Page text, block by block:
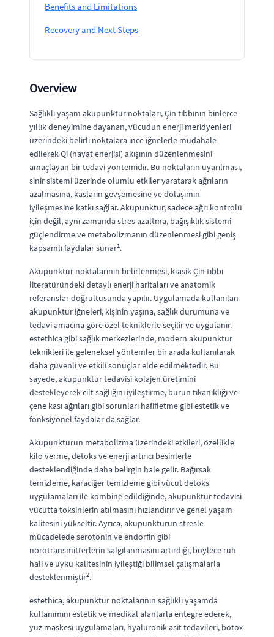
Benefits and Limitations
Recovery and Next Steps
Overview
Sağlıklı yaşam akupunktur noktaları, Çin tıbbının binlerce
yıllık deneyimine dayanan, vücudun enerji meridyenleri
üzerindeki belirli noktalara ince iğnelerle müdahale
edilerek Qi (hayat enerjisi) akışının düzenlenmesini
amaçlayan bir tedavi yöntemidir. Bu noktaların uyarılması,
sinir sistemi üzerinde olumlu etkiler yaratarak ağrıların
azalmasına, kasların gevşemesine ve dolaşımın
iyileşmesine katkı sağlar. Akupunktur, sadece ağrı kontrolü
için değil, aynı zamanda stres azaltma, bağışıklık sistemi
güçlendirme ve metabolizmanın düzenlenmesi gibi geniş
kapsamlı faydalar sunar1.
Akupunktur noktalarının belirlenmesi, klasik Çin tıbbı
literatüründeki detaylı enerji haritaları ve anatomik
referanslar doğrultusunda yapılır. Uygulamada kullanılan
akupunktur iğneleri, kişinin yaşına, sağlık durumuna ve
tedavi amacına göre özel tekniklerle seçilir ve uygulanır.
estethica gibi sağlık merkezlerinde, modern akupunktur
teknikleri ile geleneksel yöntemler bir arada kullanılarak
daha güvenli ve etkili sonuçlar elde edilmektedir. Bu
sayede, akupunktur tedavisi kolajen üretimini
destekleyerek cilt sağlığını iyileştirme, burun tıkanıklığı ve
çene kası ağrıları gibi sorunları hafifletme gibi estetik ve
fonksiyonel faydalar da sağlar.
Akupunkturun metabolizma üzerindeki etkileri, özellikle
kilo verme, detoks ve enerji artırıcı besinlerle
desteklendiğinde daha belirgin hale gelir. Bağırsak
temizleme, karaciğer temizleme gibi vücut detoks
uygulamaları ile kombine edildiğinde, akupunktur tedavisi
vücutta toksinlerin atılmasını hızlandırır ve genel yaşam
kalitesini yükseltir. Ayrıca, akupunkturun stresle
mücadelede serotonin ve endorfin gibi
nörotransmitterlerin salgılanmasını artırdığı, böylece ruh
hali ve uyku kalitesinin iyileştiği bilimsel çalışmalarla
desteklenmiştir2.
estethica, akupunktur noktalarının sağlıklı yaşamda
kullanımını estetik ve medikal alanlarla entegre ederek,
yüz maskesi uygulamaları, hyaluronik asit tedavileri, botox